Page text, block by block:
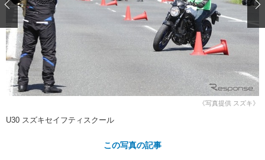
自動車豆知識 ストップ！不具合修理＆粗悪修理
鈑金・塗装
ディテイリング 洗車
ヘッドライト磨き コーティング
フィルム・ラッピング
鈑金・塗装
小キズ直し 防錆
特集記事
ストップ 不具合修理＆粗悪修理
カーメーカー「旧車」関連プロジェ
クト
ショップ紹介
ショップレポート プロショップ検索
レストア
カーメーカー「旧車」関連プロジ
イベント
《写真提供 スズキ》
U30 スズキセイフティスクール
この写真の記事